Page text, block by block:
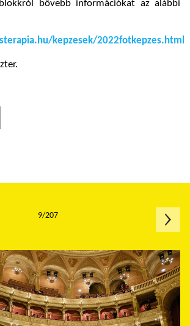
bővebb információkat az alábbi
kepzesek/2022fotkepzes.html
9/207